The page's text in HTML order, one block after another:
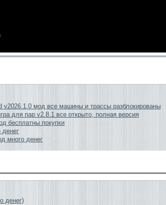
v2026.1.0 мод все машины и трассы разблокированы
для пар v2.8.1 все открыто, полная версия
бесплатны покупки
много денег
денег)